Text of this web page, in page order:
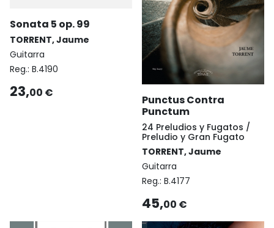
Sonata 5 op. 99
TORRENT, Jaume
Guitarra
Reg.: B.4190
23,00 €
Punctus Contra
Punctum
24 Preludios y Fugatos /
Preludio y Gran Fugato
TORRENT, Jaume
Guitarra
Reg.: B.4177
45,00 €